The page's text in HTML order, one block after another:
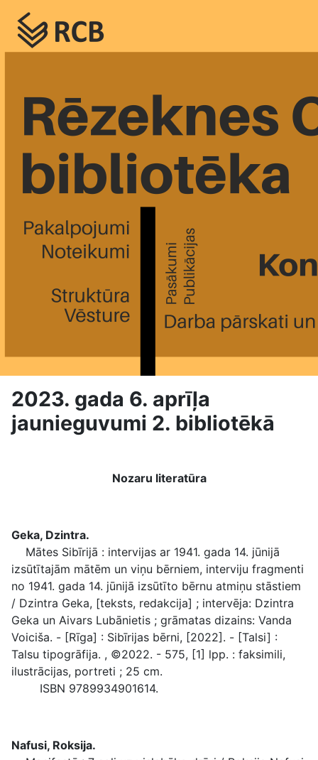
2023. gada 6. aprīļa
jaunieguvumi 2. bibliotēkā
Nozaru literatūra
Geka, Dzintra.
Mātes Sibīrijā : intervijas ar 1941. gada 14. jūnijā
izsūtītajām mātēm un viņu bērniem, interviju fragmenti
no 1941. gada 14. jūnijā izsūtīto bērnu atmiņu stāstiem
/ Dzintra Geka, [teksts, redakcija] ; intervēja: Dzintra
Geka un Aivars Lubānietis ; grāmatas dizains: Vanda
Voiciša. - [Rīga] : Sibīrijas bērni, [2022]. - [Talsi] :
Talsu tipogrāfija. , ©2022. - 575, [1] lpp. : faksimili,
ilustrācijas, portreti ; 25 cm.
ISBN 9789934901614.
Nafusi, Roksija.